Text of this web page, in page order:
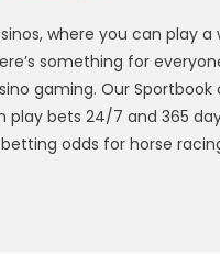
where you can play
something for
gaming. Our
play bets 24/7 and 365
odds for horse